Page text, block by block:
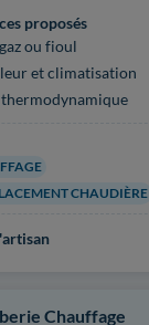
proposés
ou fioul
et climatisation
CHAUDIÈRE
Chauffage